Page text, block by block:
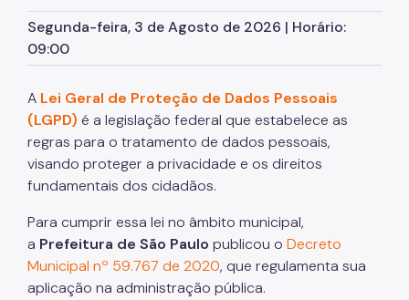
Dados
Imprensa
Notícias
Bosques Urbanos
Recapeamento
Calçadas
Segunda-feira, 3 de Agosto de 2026 | Horário:
09:00
A Lei Geral de Proteção de Dados Pessoais
(LGPD) é a legislação federal que estabelece as
regras para o tratamento de dados pessoais,
visando proteger a privacidade e os direitos
fundamentais dos cidadãos.
Para cumprir essa lei no âmbito municipal,
a Prefeitura de São Paulo publicou o Decreto
Municipal nº 59.767 de 2020, que regulamenta sua
aplicação na administração pública.